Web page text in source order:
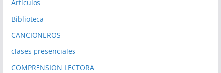
Artículos
Biblioteca
CANCIONEROS
clases presenciales
COMPRENSION LECTORA